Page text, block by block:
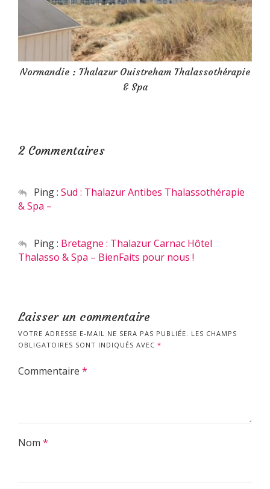
Normandie : Thalazur Ouistreham Thalassothérapie
& Spa
2 Commentaires
Ping : Sud : Thalazur Antibes Thalassothérapie
& Spa –
Ping : Bretagne : Thalazur Carnac Hôtel
Thalasso & Spa – BienFaits pour nous !
Laisser un commentaire
VOTRE ADRESSE E-MAIL NE SERA PAS PUBLIÉE.
LES CHAMPS
OBLIGATOIRES SONT INDIQUÉS AVEC *
Commentaire *
Nom *